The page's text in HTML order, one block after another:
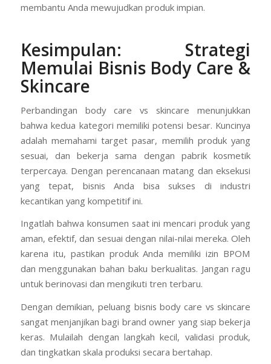
membantu Anda mewujudkan produk impian.
Kesimpulan: Strategi
Memulai Bisnis Body Care &
Skincare
Perbandingan body care vs skincare menunjukkan
bahwa kedua kategori memiliki potensi besar. Kuncinya
adalah memahami target pasar, memilih produk yang
sesuai, dan bekerja sama dengan pabrik kosmetik
terpercaya. Dengan perencanaan matang dan eksekusi
yang tepat, bisnis Anda bisa sukses di industri
kecantikan yang kompetitif ini.
Ingatlah bahwa konsumen saat ini mencari produk yang
aman, efektif, dan sesuai dengan nilai-nilai mereka. Oleh
karena itu, pastikan produk Anda memiliki izin BPOM
dan menggunakan bahan baku berkualitas. Jangan ragu
untuk berinovasi dan mengikuti tren terbaru.
Dengan demikian, peluang bisnis body care vs skincare
sangat menjanjikan bagi brand owner yang siap bekerja
keras. Mulailah dengan langkah kecil, validasi produk,
dan tingkatkan skala produksi secara bertahap.